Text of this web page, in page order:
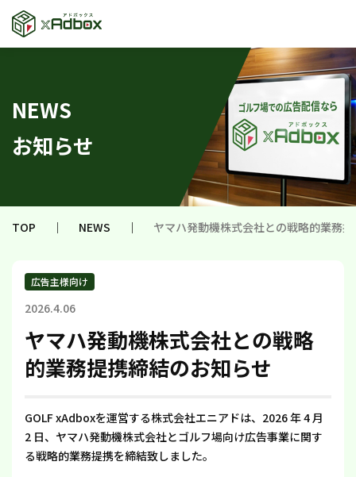
NEWS
お知らせ
TOP ｜ NEWS ｜ ヤマハ発動機株式会社との戦略的業務
広告主様向け
2026.4.06
ヤマハ発動機株式会社との戦略
的業務提携締結のお知らせ
GOLF xAdboxを運営する株式会社エニアドは、2026 年 4 月
2 日、ヤマハ発動機株式会社とゴルフ場向け広告事業に関す
る戦略的業務提携を締結致しました。